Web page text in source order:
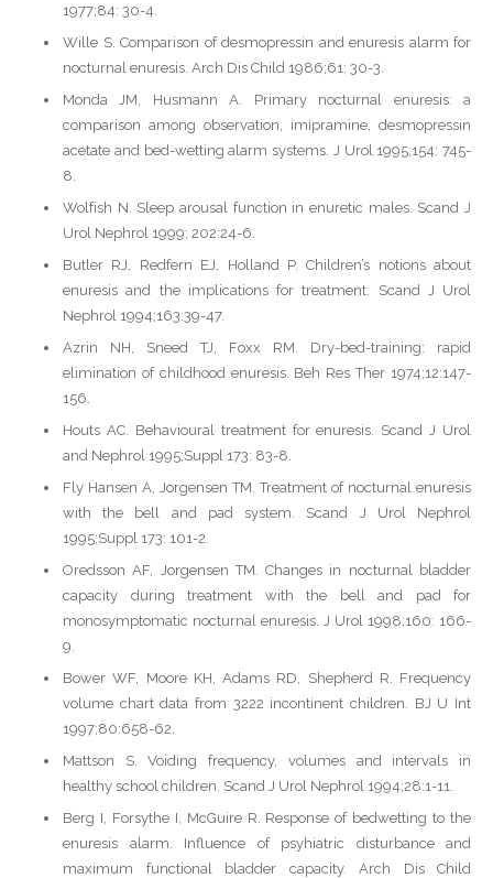
1977;84: 30-4.
Wille S. Comparison of desmopressin and enuresis alarm for
nocturnal enuresis. Arch Dis Child 1986;61: 30-3.
Monda JM, Husmann A. Primary nocturnal enuresis: a
comparison among observation, imipramine, desmopressin
acetate and bed-wetting alarm systems. J Urol 1995;154: 745-
8.
Wolfish N. Sleep arousal function in enuretic males. Scand J
Urol Nephrol 1999; 202:24-6.
Butler RJ, Redfern EJ, Holland P. Children’s notions about
enuresis and the implications for treatment. Scand J Urol
Nephrol 1994;163:39-47.
Azrin NH, Sneed TJ, Foxx RM. Dry-bed-training: rapid
elimination of childhood enuresis. Beh Res Ther 1974;12:147-
156.
Houts AC. Behavioural treatment for enuresis. Scand J Urol
and Nephrol 1995;Suppl 173: 83-8.
Fly Hansen A, Jorgensen TM. Treatment of nocturnal enuresis
with the bell and pad system. Scand J Urol Nephrol
1995;Suppl 173: 101-2.
Oredsson AF, Jorgensen TM. Changes in nocturnal bladder
capacity during treatment with the bell and pad for
monosymptomatic nocturnal enuresis. J Urol 1998;160: 166-
9.
Bower WF, Moore KH, Adams RD, Shepherd R. Frequency
volume chart data from 3222 incontinent children. BJ U Int
1997;80:658-62.
Mattson S. Voiding frequency, volumes and intervals in
healthy school children. Scand J Urol Nephrol 1994;28:1-11.
Berg I, Forsythe I, McGuire R. Response of bedwetting to the
enuresis alarm. Influence of psyhiatric disturbance and
maximum functional bladder capacity. Arch Dis Child